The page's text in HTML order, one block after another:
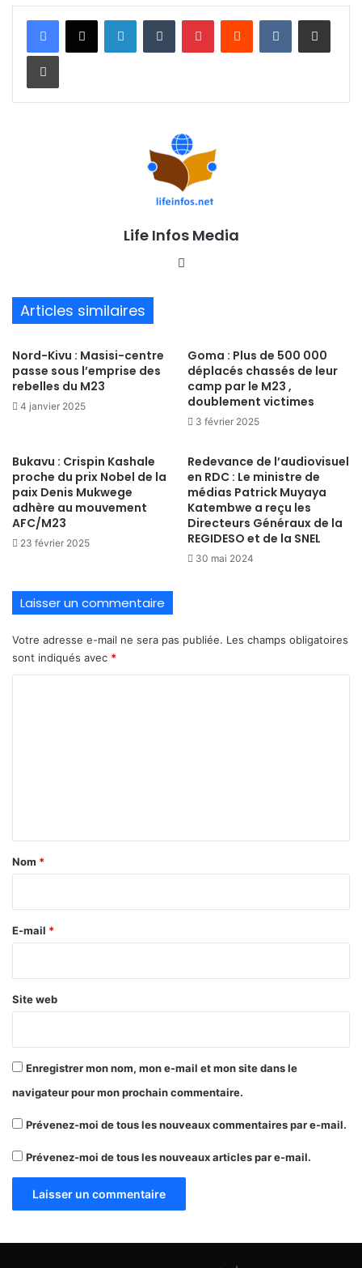
Life Infos Media
Articles similaires
Nord-Kivu : Masisi-centre
passe sous l’emprise des
rebelles du M23
4 janvier 2025
Goma : Plus de 500 000
déplacés chassés de leur
camp par le M23 ,
doublement victimes
3 février 2025
Bukavu : Crispin Kashale
proche du prix Nobel de la
paix Denis Mukwege
adhère au mouvement
AFC/M23
23 février 2025
Redevance de l’audiovisuel
en RDC : Le ministre de
médias Patrick Muyaya
Katembwe a reçu les
Directeurs Généraux de la
REGIDESO et de la SNEL
30 mai 2024
Laisser un commentaire
Votre adresse e-mail ne sera pas publiée. Les champs obligatoires
sont indiqués avec *
a
e
Nom *
E-mail *
Site web
Enregistrer mon nom, mon e-mail et mon site dans le
navigateur pour mon prochain commentaire.
Prévenez-moi de tous les nouveaux commentaires par e-mail.
Prévenez-moi de tous les nouveaux articles par e-mail.